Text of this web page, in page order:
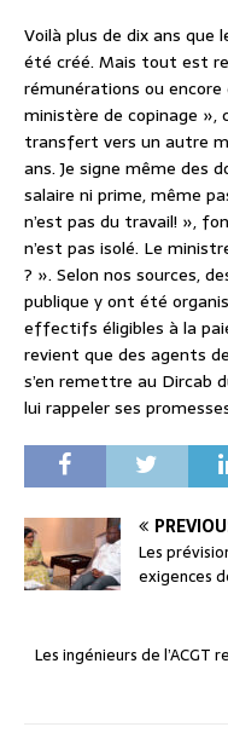
Voilà plus de dix ans
été créé. Mais tout est
rémunérations ou encore
ministère de copinage
transfert vers un autre
ans. Je signe même des
salaire ni prime, même
n’est pas du travail! »,
n’est pas isolé. Le
? ». Selon nos sources,
publique y ont été
effectifs éligibles à la
revient que des agents
s’en remettre au Dircab
lui rappeler ses
Les
exigences
Les ingénieurs de l’ACGT